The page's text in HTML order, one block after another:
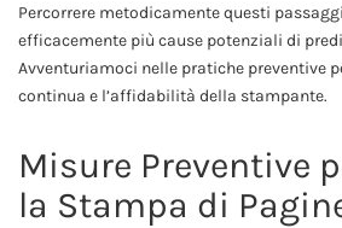
Percorrere metodicamente questi
efficacemente più cause potenziali di
Avventuriamoci nelle pratiche preventive
continua e l’affidabilità della stampante.
Misure Preventive
la Stampa di